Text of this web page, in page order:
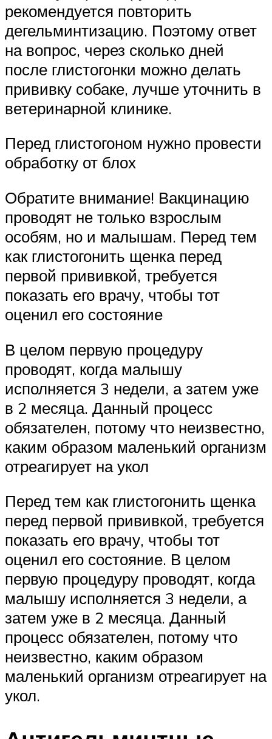
рекомендуется повторить
дегельминтизацию. Поэтому ответ
на вопрос, через сколько дней
после глистогонки можно делать
прививку собаке, лучше уточнить в
ветеринарной клинике.
Перед глистогоном нужно провести
обработку от блох
Обратите внимание! Вакцинацию
проводят не только взрослым
особям, но и малышам. Перед тем
как глистогонить щенка перед
первой прививкой, требуется
показать его врачу, чтобы тот
оценил его состояние
В целом первую процедуру
проводят, когда малышу
исполняется 3 недели, а затем уже
в 2 месяца. Данный процесс
обязателен, потому что неизвестно,
каким образом маленький организм
отреагирует на укол
Перед тем как глистогонить щенка
перед первой прививкой, требуется
показать его врачу, чтобы тот
оценил его состояние. В целом
первую процедуру проводят, когда
малышу исполняется 3 недели, а
затем уже в 2 месяца. Данный
процесс обязателен, потому что
неизвестно, каким образом
маленький организм отреагирует на
укол.